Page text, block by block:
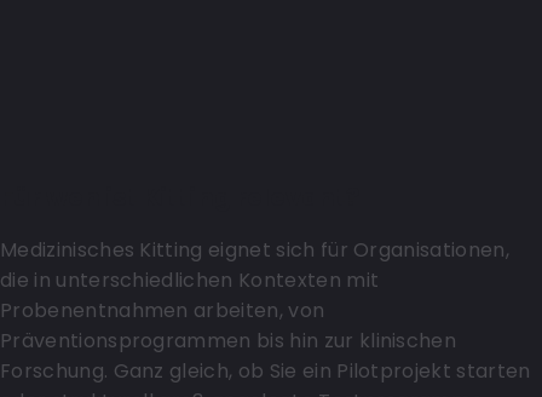
Medizinisches Kitting eignet sich für Organisationen,
die in unterschiedlichen Kontexten mit
Probenentnahmen arbeiten, von
Präventionsprogrammen bis hin zur klinischen
Forschung. Ganz gleich, ob Sie ein Pilotprojekt starten